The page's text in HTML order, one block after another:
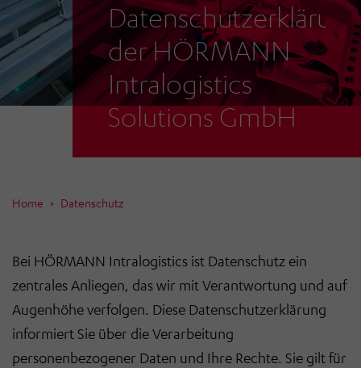
Datenschutzerklärung
der HÖRMANN
Intralogistics
Solutions GmbH
Home Datenschutz
Bei HÖRMANN Intralogistics ist Datenschutz ein
zentrales Anliegen, das wir mit Verantwortung und auf
Augenhöhe verfolgen. Diese Datenschutzerklärung
informiert Sie über die Verarbeitung
personenbezogener Daten und Ihre Rechte. Sie gilt für